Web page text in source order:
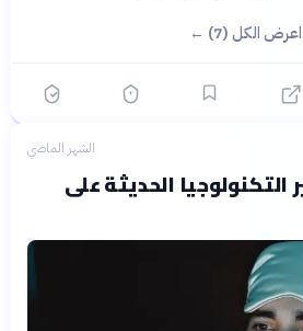
اعرض الكل (7) ←
الشهر الماضي
التكنولوجيا الحديثة على